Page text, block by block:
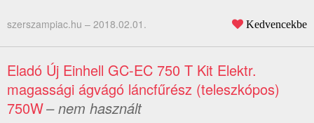
szerszampiac.hu – 2018.02.01. Kedvencekbe
Eladó Új Einhell GC-EC 750 T Kit Elektr.
magassági ágvágó láncfűrész (teleszkópos)
750W– nem használt